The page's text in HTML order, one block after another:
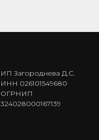
ИП Загороднева Д.С.
ИНН 026101549680
ОГРНИП
324028000167139